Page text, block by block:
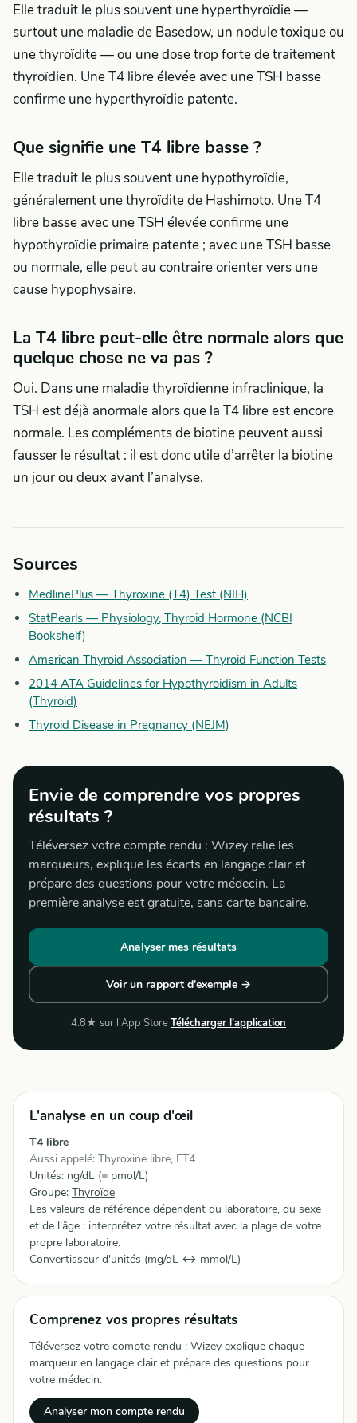
Elle traduit le plus souvent une hyperthyroïdie —
surtout une maladie de Basedow, un nodule toxique ou
une thyroïdite — ou une dose trop forte de traitement
thyroïdien. Une T4 libre élevée avec une TSH basse
confirme une hyperthyroïdie patente.
Que signifie une T4 libre basse ?
Elle traduit le plus souvent une hypothyroïdie,
généralement une thyroïdite de Hashimoto. Une T4
libre basse avec une TSH élevée confirme une
hypothyroïdie primaire patente ; avec une TSH basse
ou normale, elle peut au contraire orienter vers une
cause hypophysaire.
La T4 libre peut-elle être normale alors que
quelque chose ne va pas ?
Oui. Dans une maladie thyroïdienne infraclinique, la
TSH est déjà anormale alors que la T4 libre est encore
normale. Les compléments de biotine peuvent aussi
fausser le résultat : il est donc utile d’arrêter la biotine
un jour ou deux avant l’analyse.
Sources
MedlinePlus — Thyroxine (T4) Test (NIH)
StatPearls — Physiology, Thyroid Hormone (NCBI
Bookshelf)
American Thyroid Association — Thyroid Function Tests
2014 ATA Guidelines for Hypothyroidism in Adults
(Thyroid)
Thyroid Disease in Pregnancy (NEJM)
Envie de comprendre vos propres
résultats ?
Téléversez votre compte rendu : Wizey relie les
marqueurs, explique les écarts en langage clair et
prépare des questions pour votre médecin. La
première analyse est gratuite, sans carte bancaire.
Analyser mes résultats
Voir un rapport d'exemple →
4.8★ sur l'App StoreTélécharger l'application
L'analyse en un coup d'œil
T4 libre
Aussi appelé: Thyroxine libre, FT4
Unités: ng/dL (= pmol/L)
Groupe: Thyroïde
Les valeurs de référence dépendent du laboratoire, du sexe
et de l'âge : interprétez votre résultat avec la plage de votre
propre laboratoire.
Convertisseur d'unités (mg/dL ↔ mmol/L)
Comprenez vos propres résultats
Téléversez votre compte rendu : Wizey explique chaque
marqueur en langage clair et prépare des questions pour
votre médecin.
Analyser mon compte rendu